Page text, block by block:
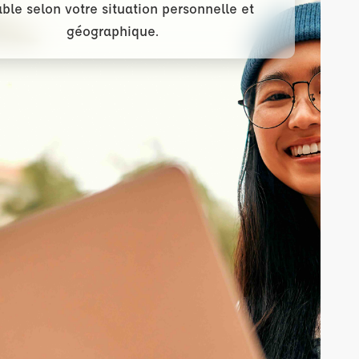
selon votre situation personnelle et
géographique.